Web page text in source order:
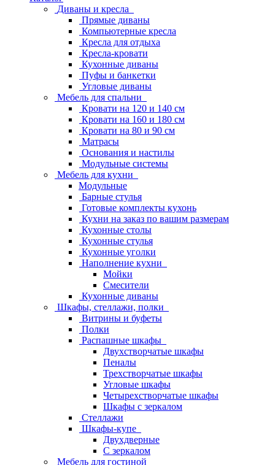
Диваны и кресла
Прямые диваны
Компьютерные кресла
Кресла для отдыха
Кресла-кровати
Кухонные диваны
Пуфы и банкетки
Угловые диваны
Мебель для спальни
Кровати на 120 и 140 см
Кровати на 160 и 180 см
Кровати на 80 и 90 см
Матрасы
Основания и настилы
Модульные системы
Мебель для кухни
Модульные
Барные стулья
Готовые комплекты кухонь
Кухни на заказ по вашим размерам
Кухонные столы
Кухонные стулья
Кухонные уголки
Наполнение кухни
Мойки
Смесители
Кухонные диваны
Шкафы, стеллажи, полки
Витрины и буфеты
Полки
Распашные шкафы
Двухстворчатые шкафы
Пеналы
Трехстворчатые шкафы
Угловые шкафы
Четырехстворчатые шкафы
Шкафы с зеркалом
Стеллажи
Шкафы-купе
Двухдверные
С зеркалом
Мебель для гостиной